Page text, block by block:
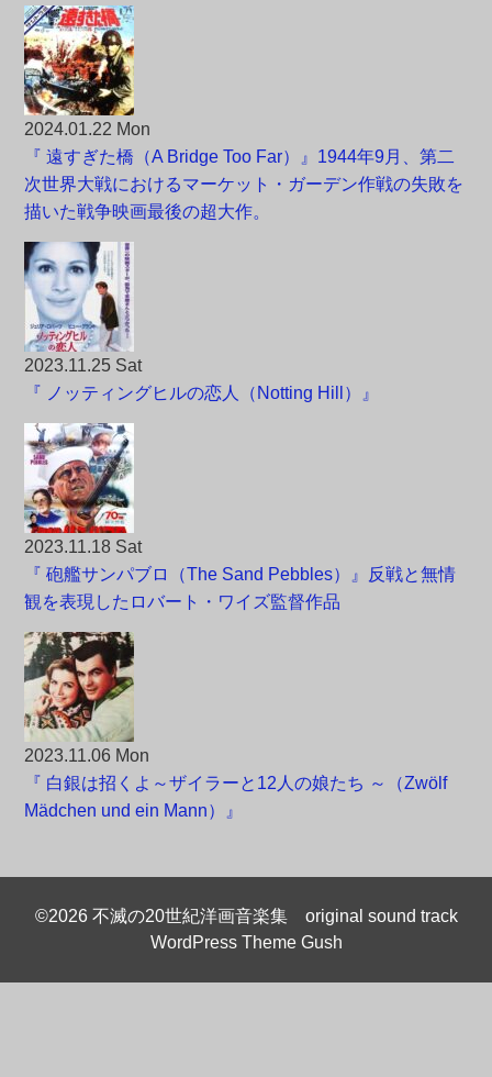
2024.01.22 Mon
『 遠すぎた橋（A Bridge Too Far）』1944年9月、第二
次世界大戦におけるマーケット・ガーデン作戦の失敗を
描いた戦争映画最後の超大作。
2023.11.25 Sat
『 ノッティングヒルの恋人（Notting Hill）』
2023.11.18 Sat
『 砲艦サンパブロ（The Sand Pebbles）』反戦と無情
観を表現したロバート・ワイズ監督作品
2023.11.06 Mon
『 白銀は招くよ～ザイラーと12人の娘たち ～（Zwölf
Mädchen und ein Mann）』
©2026 不滅の20世紀洋画音楽集 original sound track
WordPress Theme Gush